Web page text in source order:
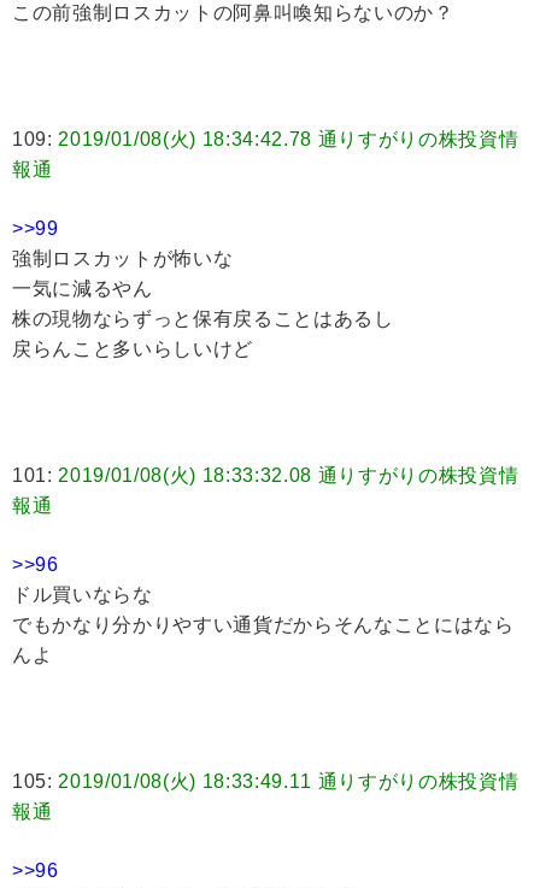
この前強制ロスカットの阿鼻叫喚知らないのか？
109: 2019/01/08(火) 18:34:42.78 通りすがりの株投資情
報通
>>99
強制ロスカットが怖いな
一気に減るやん
株の現物ならずっと保有戻ることはあるし
戻らんこと多いらしいけど
101: 2019/01/08(火) 18:33:32.08 通りすがりの株投資情
報通
>>96
ドル買いならな
でもかなり分かりやすい通貨だからそんなことにはなら
んよ
105: 2019/01/08(火) 18:33:49.11 通りすがりの株投資情
報通
>>96